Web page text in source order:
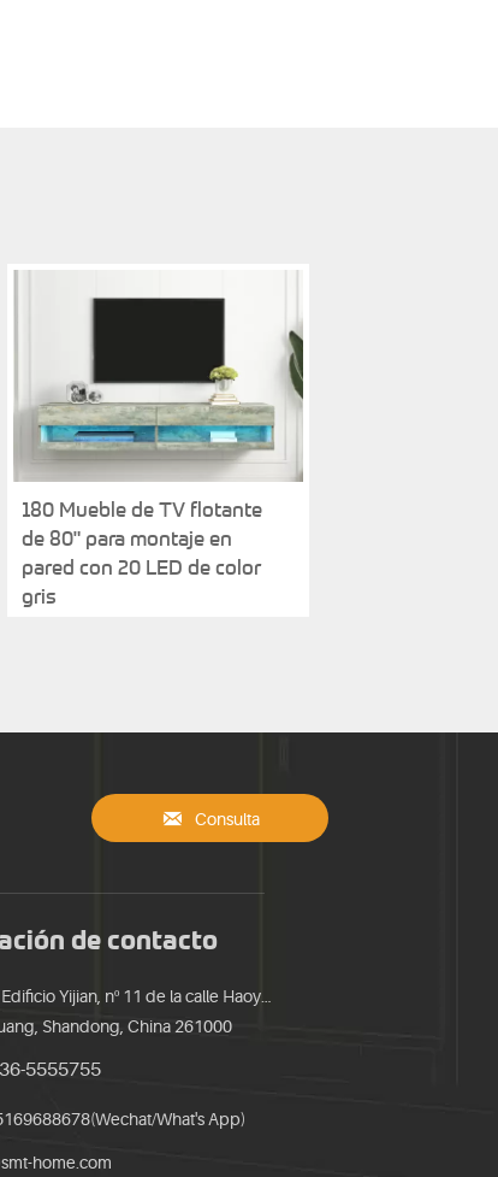
180 Mueble de TV flotante
de 80" para montaje en
pared con 20 LED de color
gris
 Consulta
de contacto
16/F，Edificio Yijian, nº 11 de la calle Haoyuan,
Shandong, China 261000
5555755
What's App)
home.com